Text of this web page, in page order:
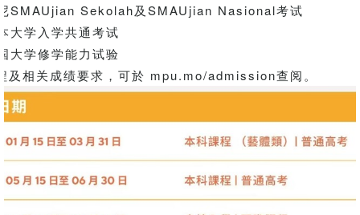
Sekolah及SMAUjian Nasional考试
学入学共通考试
学修学能力试验
及相关成绩要求，可於 mpu.mo/admission查阅。